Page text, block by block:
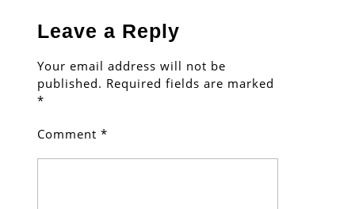
Leave a Reply
Your email address will not be
published. Required fields are marked
*
Comment *